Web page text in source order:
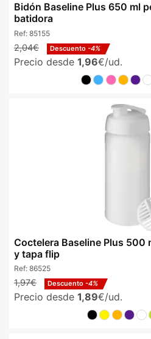
Bidón Baseline Plus 650 ml
batidora
Ref: 85155
2,04€ Descuento -4%
Precio desde 1,96€/ud.
Coctelera Baseline Plus 500
y tapa flip
Ref: 86525
1,97€ Descuento -4%
Precio desde 1,89€/ud.